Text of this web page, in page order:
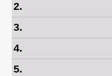
2.
3.
4.
5.